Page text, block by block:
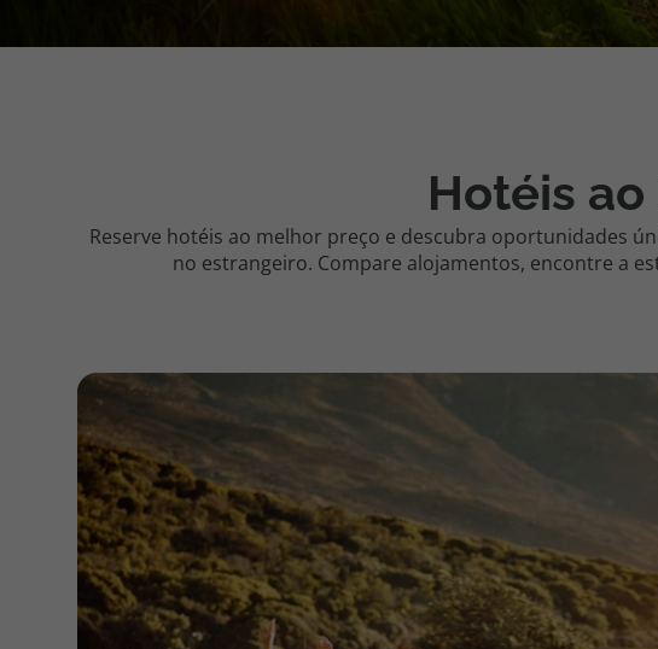
Hotéis
Reserve hotéis ao melhor preço e descubra oportunidades
no estrangeiro. Compare alojamentos, encontre a